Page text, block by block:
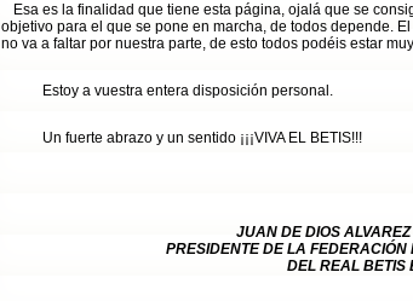
Esa es la finalidad que tiene esta página, ojalá que se
objetivo para el que se pone en marcha, de todos depende.
no va a faltar por nuestra parte, de esto todos podéis estar
Estoy a vuestra entera disposición personal.
Un fuerte abrazo y un sentido ¡¡¡VIVA EL BETIS!!!
JUAN DE DIOS
PRESIDENTE DE LA FEDERACIÓN
DEL REAL BETIS